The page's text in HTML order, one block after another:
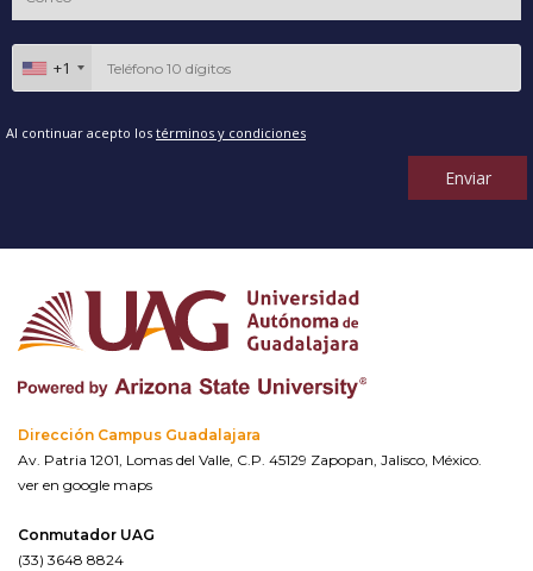
+1
Al continuar acepto los términos y condiciones
Enviar
Dirección Campus Guadalajara
Av. Patria 1201, Lomas del Valle, C.P. 45129 Zapopan, Jalisco, México.
ver en google maps
Conmutador UAG
(33) 3648 8824